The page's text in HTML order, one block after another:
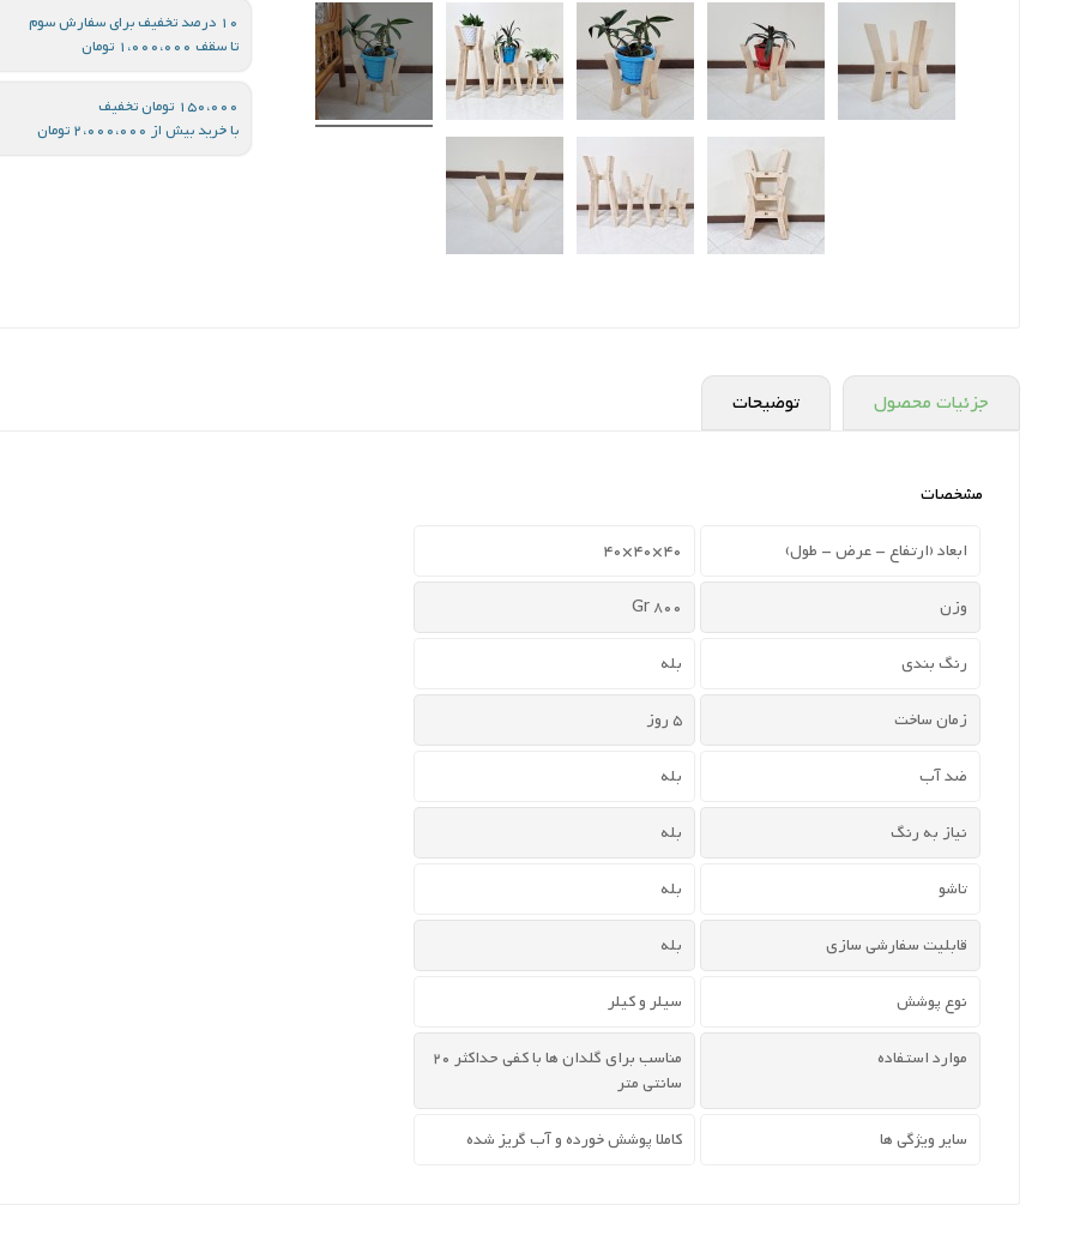
10 درصد تخفیف برای سفارش سوم
تا سقف 1،000،000 تومان
150،000 تومان تخفیف
با خرید بیش از 2،000،000 تومان
جزئیات محصول توضیحات
مشخصات
ابعاد (ارتفاع - عرض - طول) 40×40×40
وزن 800 Gr
رنگ بندی بله
زمان ساخت 5 روز
ضد آب بله
نیاز به رنگ بله
تاشو بله
قابلیت سفارشی سازی بله
نوع پوشش سیلر و کیلر
موارد استفاده
مناسب برای گلدان ها با کفی حداکثر 20
سانتی متر
سایر ویژگی ها کاملا پوشش خورده و آب گریز شده